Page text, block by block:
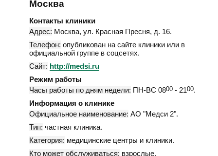
Москва
Контакты клиники
Адрес: Москва, ул. Красная Пресня, д. 16.
Телефон: опубликован на сайте клиники или в
официальной группе в соцсетях.
Сайт: http://medsi.ru
Режим работы
Часы работы по дням недели: ПН-ВС 0800 - 2100.
Информация о клинике
Официальное наименование: АО "Медси 2".
Тип: частная клиника.
Категория: медицинские центры и клиники.
Кто может обслуживаться: взрослые.